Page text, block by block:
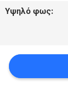
ON-
LINE
Υψηλό φως: